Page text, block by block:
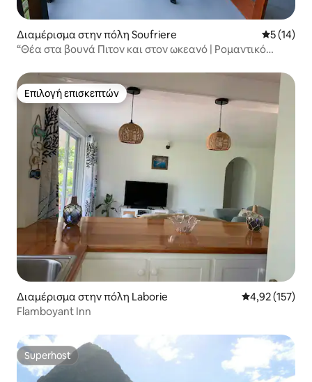
Διαμέρισμα στην πόλη Soufriere Μέση
5 (14)
“Θέα στα βουνά Πιτον και στον ωκεανό | Ρομαντικό
Επιλογή επισκεπτών
Επιλογή επισκεπτών
Διαμέρισμα στην πόλη Laborie Μέση
4,92 (157)
Flamboyant Inn
Superhost
Superhost